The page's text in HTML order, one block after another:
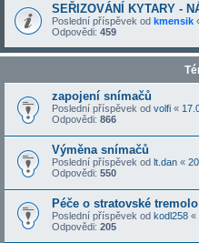
SEŘIZOVÁNÍ KYTARY -
Poslední příspěvek od kmensik
Odpovědi: 459
zapojení snímačů
Poslední příspěvek od volfi «
Odpovědi: 866
Výměna snímačů
Poslední příspěvek od lt.dan «
Odpovědi: 550
Péče o stratovské tremolo
Poslední příspěvek od kodl258 «
Odpovědi: 205